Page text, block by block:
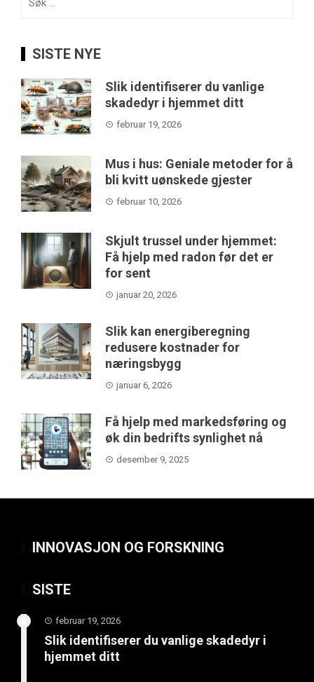
etter:
SISTE NYE
Slik identifiserer du vanlige
skadedyr i hjemmet ditt
februar 19, 2026
Mus i hus: Geniale metoder for å
bli kvitt uønskede gjester
februar 10, 2026
Skjult trussel under hjemmet:
Få hjelp med radon før det er
for sent
januar 20, 2026
Slik kan energiberegning
redusere kostnader for
næringsbygg
januar 6, 2026
Få hjelp med markedsføring og
øk din bedrifts synlighet nå
desember 9, 2025
INNOVASJON OG FORSKNING
SISTE
februar 19, 2026
Slik identifiserer du vanlige skadedyr i
hjemmet ditt